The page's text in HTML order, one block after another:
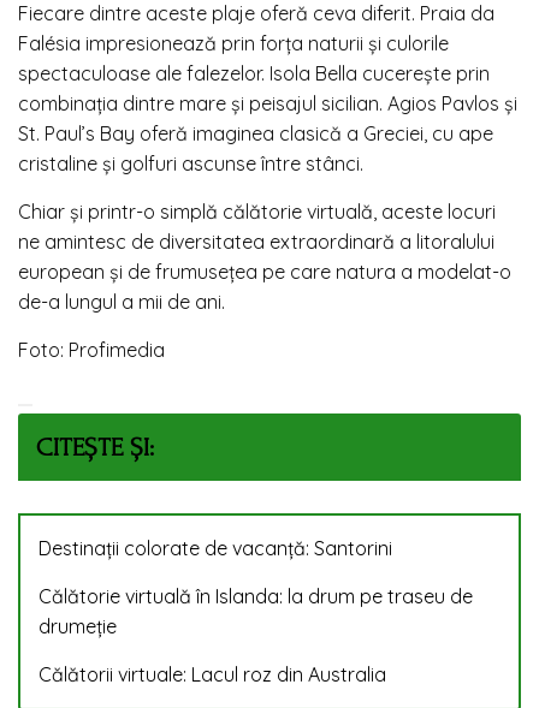
Fiecare dintre aceste plaje oferă ceva diferit. Praia da
Falésia impresionează prin forța naturii și culorile
spectaculoase ale falezelor. Isola Bella cucerește prin
combinația dintre mare și peisajul sicilian. Agios Pavlos și
St. Paul’s Bay oferă imaginea clasică a Greciei, cu ape
cristaline și golfuri ascunse între stânci.
Chiar și printr-o simplă călătorie virtuală, aceste locuri
ne amintesc de diversitatea extraordinară a litoralului
european și de frumusețea pe care natura a modelat-o
de-a lungul a mii de ani.
Foto: Profimedia
CITEȘTE ȘI:
Destinații colorate de vacanță: Santorini
Călătorie virtuală în Islanda: la drum pe traseu de
drumeție
Călătorii virtuale: Lacul roz din Australia